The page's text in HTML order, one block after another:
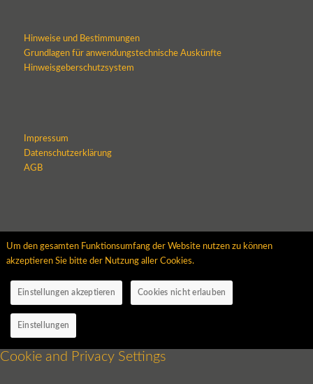
Hinweise und Bestimmungen
Grundlagen für anwendungstechnische Auskünfte
Hinweisgeberschutzsystem
Impressum
Datenschutzerklärung
AGB
Um den gesamten Funktionsumfang der Website nutzen zu können
akzeptieren Sie bitte der Nutzung aller Cookies.
Einstellungen akzeptieren Cookies nicht erlauben
Einstellungen
Cookie and Privacy Settings